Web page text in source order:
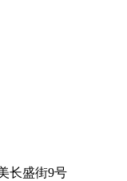
长盛街9号